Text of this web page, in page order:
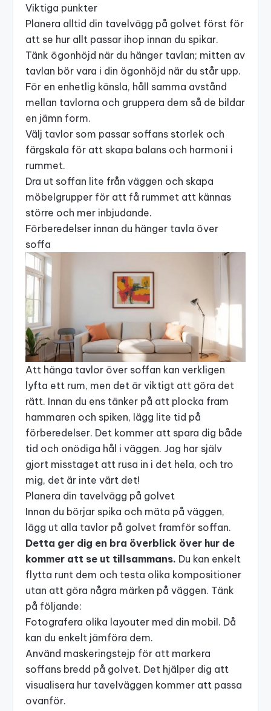
Viktiga punkter
Planera alltid din tavelvägg på golvet först för
att se hur allt passar ihop innan du spikar.
Tänk ögonhöjd när du hänger tavlan; mitten av
tavlan bör vara i din ögonhöjd när du står upp.
För en enhetlig känsla, håll samma avstånd
mellan tavlorna och gruppera dem så de bildar
en jämn form.
Välj tavlor som passar soffans storlek och
färgskala för att skapa balans och harmoni i
rummet.
Dra ut soffan lite från väggen och skapa
möbelgrupper för att få rummet att kännas
större och mer inbjudande.
Förberedelser innan du hänger tavla över
soffa
Att hänga tavlor över soffan kan verkligen
lyfta ett rum, men det är viktigt att göra det
rätt. Innan du ens tänker på att plocka fram
hammaren och spiken, lägg lite tid på
förberedelser. Det kommer att spara dig både
tid och onödiga hål i väggen. Jag har själv
gjort misstaget att rusa in i det hela, och tro
mig, det är inte värt det!
Planera din tavelvägg på golvet
Innan du börjar spika och mäta på väggen,
lägg ut alla tavlor på golvet framför soffan.
Detta ger dig en bra överblick över hur de
kommer att se ut tillsammans. Du kan enkelt
flytta runt dem och testa olika kompositioner
utan att göra några märken på väggen. Tänk
på följande:
Fotografera olika layouter med din mobil. Då
kan du enkelt jämföra dem.
Använd maskeringstejp för att markera
soffans bredd på golvet. Det hjälper dig att
visualisera hur tavelväggen kommer att passa
ovanför.